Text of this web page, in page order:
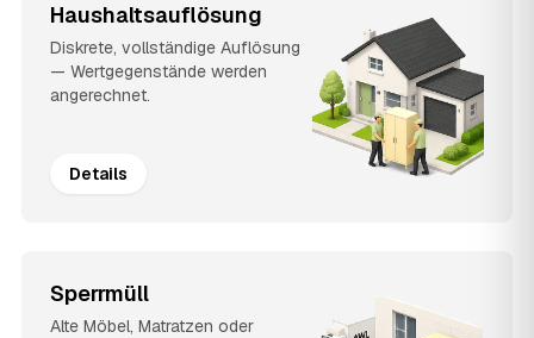
Haushaltsauflösung
Diskrete, vollständige Auflösung
— Wertgegenstände werden
angerechnet.
Details
Sperrmüll
Alte Möbel, Matratzen oder